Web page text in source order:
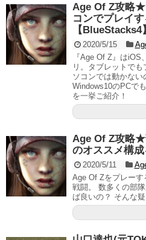
Age Of Z攻略
コンでプレイ
【BlueStacks4】
2020/5/15
『Age Of Z』は
リ。タブレットで
ソコンでは動かな
Windows10のPCで
を一挙ご紹介！
Age Of Z攻略★
のオススメ構成
2020/5/11
Age Of Zをプレーす
戦闘。 数多くの部
ば良いの？ そんな疑